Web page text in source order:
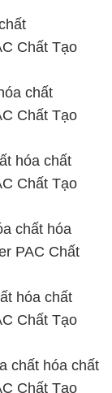
chất hóa
PAC Chất
hóa chất
Chất Tạo
hóa chất
Chất Tạo
hóa chất
Chất Tạo
hóa chất
Chất Tạo
hóa chất